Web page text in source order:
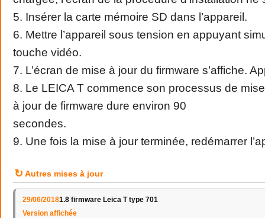
5. Insérer la carte mémoire SD dans l’appareil.
6. Mettre l’appareil sous tension en appuyant
touche vidéo.
7. L’écran de mise à jour du firmware s’affiche.
8. Le LEICA T commence son processus de
à jour de firmware dure environ 90
secondes.
9. Une fois la mise à jour terminée, redémarrer
↻ Autres mises à jour
29/06/20181.8 firmware Leica T type 701
Version affichée